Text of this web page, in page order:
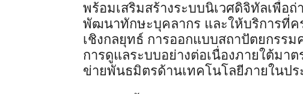
พร้อมเสริมสร้างระบบนิเวศดิจิทัลเพื่อ
พัฒนาทักษะบุคลากร และให้บริการที่
เชิงกลยุทธ์ การออกแบบสถาปัตยกรร
การดูแลระบบอย่างต่อเนื่องภายใต้มา
ข่ายพันธมิตรด้านเทคโนโลยีภายในปร